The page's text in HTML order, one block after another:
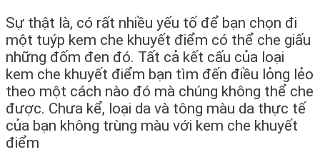
Sự thật là, có rất nhiều yếu tố để bạn chọn đi
một tuýp kem che khuyết điểm có thể che giấu
những đốm đen đó. Tất cả kết cấu của loại
kem che khuyết điểm bạn tìm đến điều lỏng lẻo
theo một cách nào đó mà chúng không thể che
được. Chưa kể, loại da và tông màu da thực tế
của bạn không trùng màu với kem che khuyết
điểm